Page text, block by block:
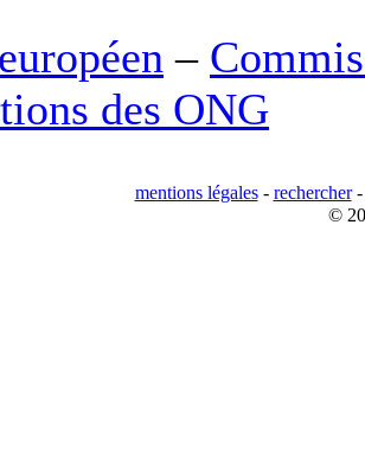
–
des ONG
mentions légales- rechercher
©